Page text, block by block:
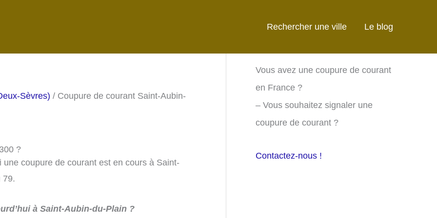
Rechercher une ville Le blog
Sèvres) / Coupure de courant Saint-Aubin-
?
coupure de courant est en cours à Saint-
79.
à Saint-Aubin-du-Plain ?
Vous avez une coupure de courant
en France ?
– Vous souhaitez signaler une
coupure de courant ?
Contactez-nous !